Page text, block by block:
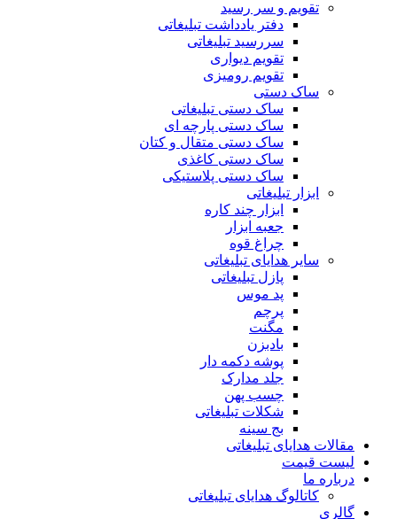
تقویم و سر رسید
دفتر یادداشت تبلیغاتی
سررسید تبلیغاتی
تقویم دیواری
تقویم رومیزی
ساک دستی
ساک دستی تبلیغاتی
ساک دستی پارچه ای
ساک دستی متقال و کتان
ساک دستی کاغذی
ساک دستی پلاستیکی
ابزار تبلیغاتی
ابزار چند کاره
جعبه ابزار
چراغ قوه
سایر هدایای تبلیغاتی
پازل تبلیغاتی
پد موس
پرچم
مگنت
بادبزن
پوشه دکمه دار
جلد مدارک
چسب پهن
شکلات تبلیغاتی
بج سینه
مقالات هدایای تبلیغاتی
لیست قیمت
درباره ما
کاتالوگ هدایای تبلیغاتی
گالری